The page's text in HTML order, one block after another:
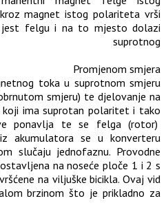
magnet istog polariteta vrši
felgu i na to mjesto dolazi
smjera
toka u suprotnom smjeru
smjeru) te djelovanje na
koji ima suprotan polaritet i tako
ponavlja te se felga (rotor)
akumulatora se u konverteru
slučaju jednofaznu. Provodne
na noseće ploče 1 i 2 s
na viljuške bicikla. Ovaj vid
brzinom što je prikladno za